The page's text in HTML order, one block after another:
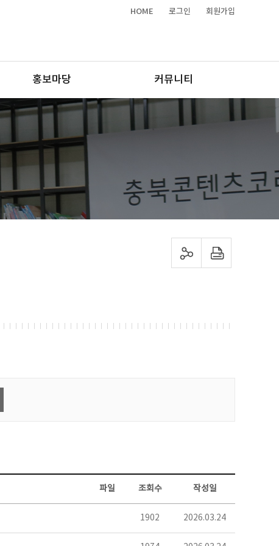
HOME 로그인 회원가입
홍보마당 커뮤니티
sns 공유하기 프린트하기
파일 조회수 작성일
1902 2026.03.24